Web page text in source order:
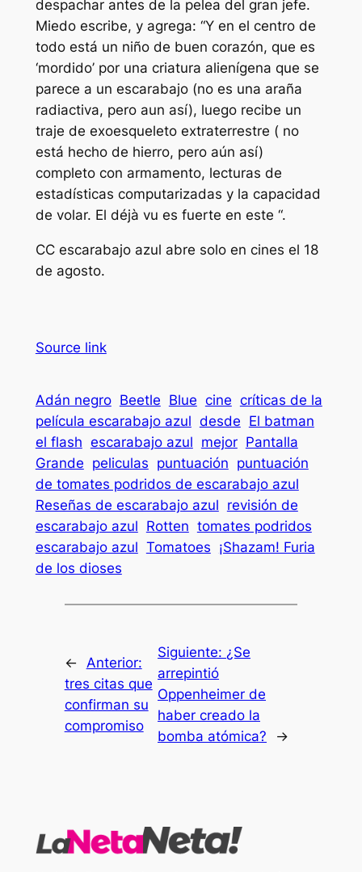
despachar antes de la pelea del gran jefe.
Miedoescribe, y agrega: “Y en el centro de
todo está un niño de buen corazón, que es
‘mordido’ por una criatura alienígena que se
parece a un escarabajo (no es una araña
radiactiva, pero aun así), luego recibe un
traje de exoesqueleto extraterrestre ( no
está hecho de hierro, pero aún así)
completo con armamento, lecturas de
estadísticas computarizadas y la capacidad
de volar. El déjà vu es fuerte en este “.
CC escarabajo azul abre solo en cines el 18
de agosto.
Source link
Adán negro Beetle Blue cine críticas de la
película escarabajo azul desde El batman
el flash escarabajo azul mejor Pantalla
Grande peliculas puntuación puntuación
de tomates podridos de escarabajo azul
Reseñas de escarabajo azul revisión de
escarabajo azul Rotten tomates podridos
escarabajo azul Tomatoes ¡Shazam! Furia
de los dioses
←
Anterior:
tres citas que
confirman su
compromiso
Siguiente: ¿Se
arrepintió
Oppenheimer de
haber creado la
bomba atómica?
→